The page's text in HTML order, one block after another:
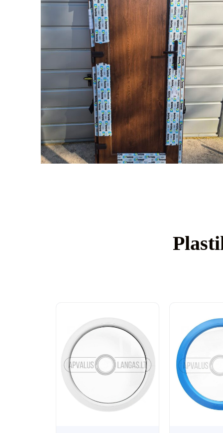
Plastikinės durys su XPS užpildu – kokybiškas PVC